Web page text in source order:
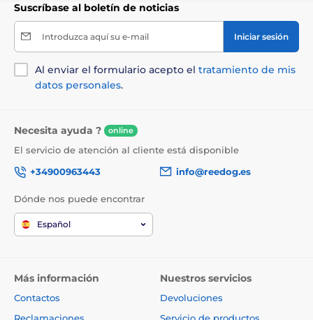
Suscríbase al boletín de noticias
Introduzca aquí su e-mail Iniciar sesión
Al enviar el formulario acepto el tratamiento de mis
datos personales.
Necesita ayuda ? online
El servicio de atención al cliente está disponible
+34900963443
info@reedog.es
Dónde nos puede encontrar
Español
Más información
Contactos
Nuestros servicios
Devoluciones